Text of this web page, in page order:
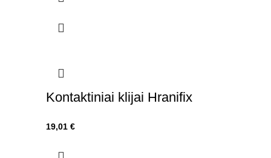
Kontaktiniai klijai Hranifix
19,01 €